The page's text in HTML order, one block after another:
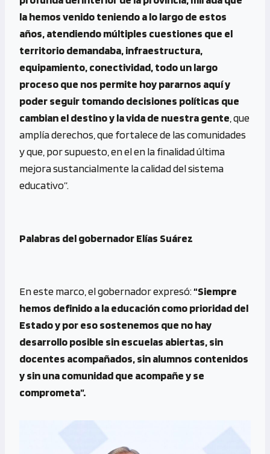
la hemos venido teniendo a lo largo de estos
años, atendiendo múltiples cuestiones que el
territorio demandaba, infraestructura,
equipamiento, conectividad, todo un largo
proceso que nos permite hoy pararnos aquí y
poder seguir tomando decisiones políticas que
cambian el destino y la vida de nuestra gente , que
amplía derechos, que fortalece de las comunidades
y que, por supuesto, en el en la finalidad última
mejora sustancialmente la calidad del sistema
educativo”.
Palabras del gobernador Elías Suárez
En este marco, el gobernador expresó:“Siempre
hemos definido a la educación como prioridad del
Estado y por eso sostenemos que no hay
desarrollo posible sin escuelas abiertas, sin
docentes acompañados, sin alumnos contenidos
y sin una comunidad que acompañe y se
comprometa”.